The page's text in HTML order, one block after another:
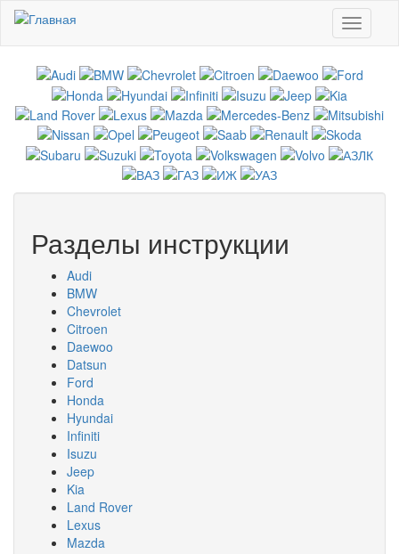
Перейти к основному содержанию
Toggle
Разделы инструкции
Audi
BMW
Chevrolet
Citroen
Daewoo
Datsun
Ford
Honda
Hyundai
Infiniti
Isuzu
Jeep
Kia
Land Rover
Lexus
Mazda